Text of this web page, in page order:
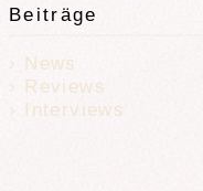
Beiträge
News
Reviews
Interviews